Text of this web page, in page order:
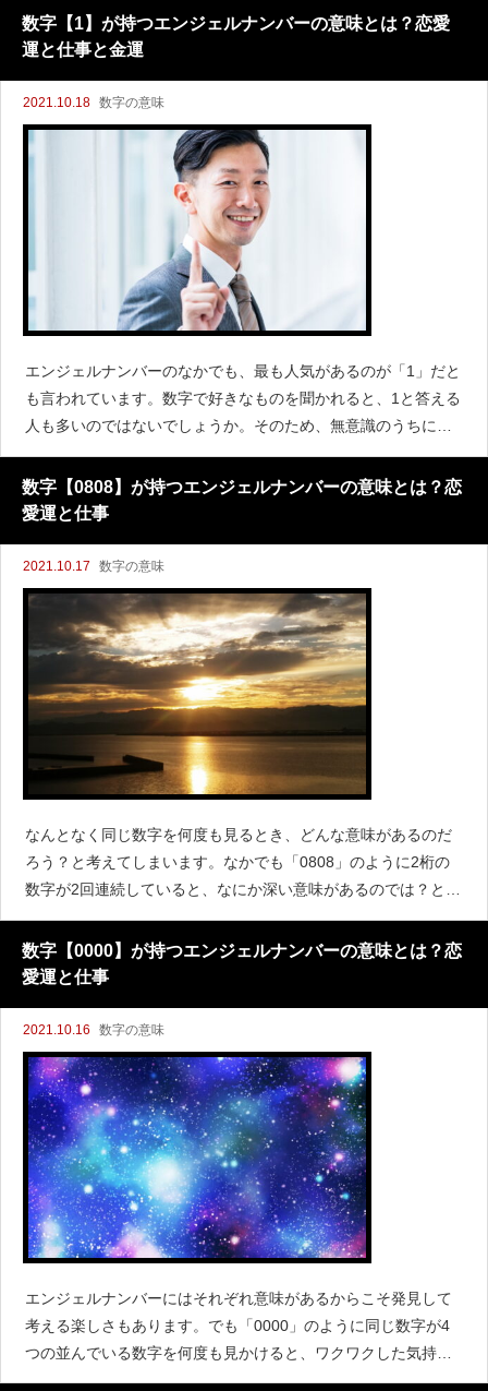
ではないでしょうか。1010を何度も見かけるけど、どん
数字【1】が持つエンジェルナンバーの意味とは？恋愛
運と仕事と金運
2021.10.18 数字の意味
エンジェルナンバーのなかでも、最も人気があるのが「1」だと
も言われています。数字で好きなものを聞かれると、1と答える
人も多いのではないでしょうか。そのため、無意識のうちに目
で追ってしまう、好きな数字を選ぶときに1を選んでしまう人も
いると思います。数字の1にはどんなエンジェルナンバーが隠れ
数字【0808】が持つエンジェルナンバーの意味とは？恋
愛運と仕事
2021.10.17 数字の意味
なんとなく同じ数字を何度も見るとき、どんな意味があるのだ
ろう？と考えてしまいます。なかでも「0808」のように2桁の
数字が2回連続していると、なにか深い意味があるのでは？と思
う人もいると思います。エンジェルナンバーの0808について、
わかりやすく解説していきます。0808を頻繁に見かける
数字【0000】が持つエンジェルナンバーの意味とは？恋
愛運と仕事
2021.10.16 数字の意味
エンジェルナンバーにはそれぞれ意味があるからこそ発見して
考える楽しさもあります。でも「0000」のように同じ数字が4
つの並んでいる数字を何度も見かけると、ワクワクした気持ち
もある反面なにか悪い意味なのでは？と不安に思ってしまう人